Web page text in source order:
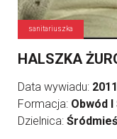
sanitariuszka
HALSZKA
Data wywiadu:
Formacja: Obwód
Dzielnica: